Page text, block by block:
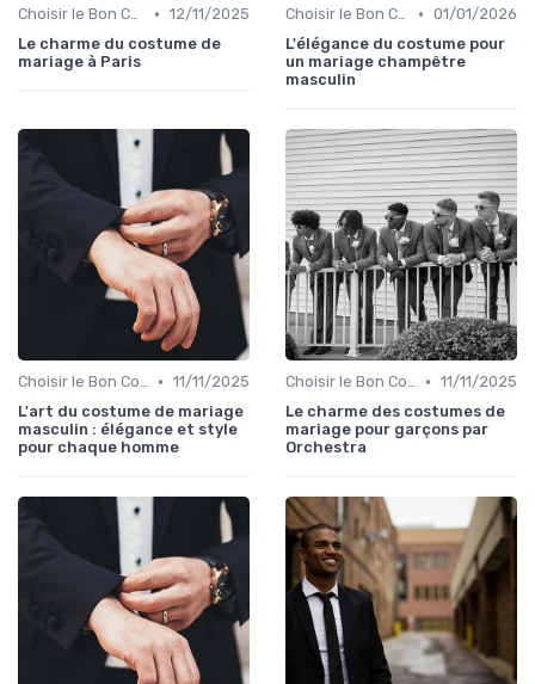
Choisir le Bon Costume • 12/11/2025
Le charme du costume de
mariage à Paris
Choisir le Bon Costume • 01/01/2026
L'élégance du costume pour
un mariage champêtre
masculin
Choisir le Bon Costume • 11/11/2025
L'art du costume de mariage
masculin : élégance et style
pour chaque homme
Choisir le Bon Costume • 11/11/2025
Le charme des costumes de
mariage pour garçons par
Orchestra